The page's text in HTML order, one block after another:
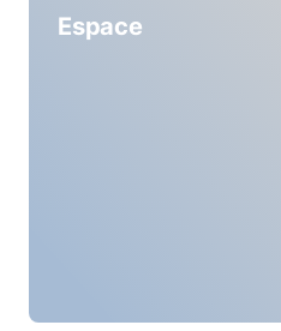
Espace